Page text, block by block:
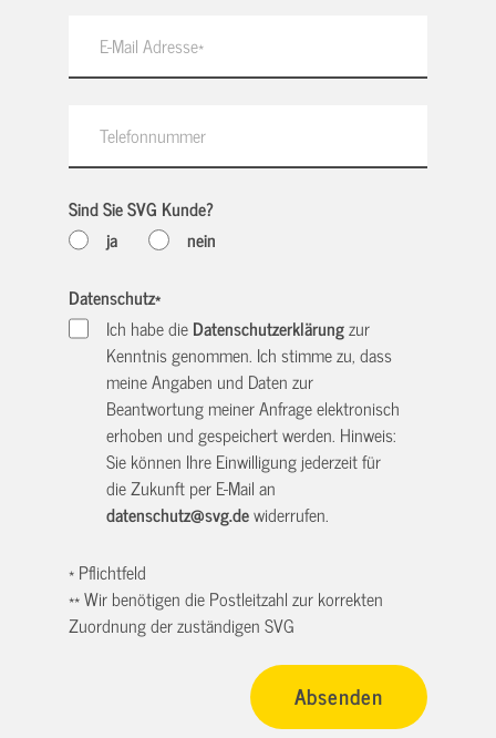
Sind Sie SVG Kunde?
ja
nein
Datenschutz*
Ich habe dieDatenschutzerklärungzur
Kenntnis genommen. Ich stimme zu, dass
meine Angaben und Daten zur
Beantwortung meiner Anfrage elektronisch
erhoben und gespeichert werden. Hinweis:
Sie können Ihre Einwilligung jederzeit für
die Zukunft per E-Mail an
datenschutz@svg.dewiderrufen.
* Pflichtfeld
** Wir benötigen die Postleitzahl zur korrekten
Zuordnung der zuständigen SVG